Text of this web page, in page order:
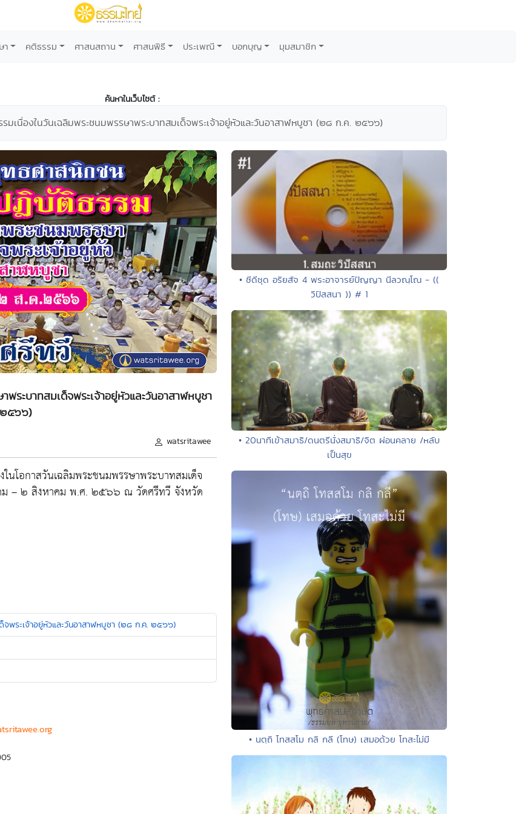
า คติธรรม ศาสนสถาน ศาสนพิธี ประเพณี บอกบุญ มุมสมาชิก
ค้นหาในเว็บไซต์ :
มเนื่องในวันเฉลิมพระชนมพรรษาพระบาทสมเด็จพระเจ้าอยู่หัวและวันอาสาฬหบูชา (๒๘ ก.ค. ๒๕๖๖)
ระบาทสมเด็จพระเจ้าอยู่หัวและวันอาสาฬหบูชา
๕๖๖)
watsritawee
โอกาสวันเฉลิมพระชนมพรรษาพระบาทสมเด็จ
ม – ๒ สิงหาคม พ.ศ. ๒๕๖๖ ณ วัดศรีทวี จังหวัด
จพระเจ้าอยู่หัวและวันอาสาฬหบูชา (๒๘ ก.ค. ๒๕๖๖)
• ซีดีชุด อริยสัจ 4 พระอาจารย์ปัญญา นีลวณฺโณ - ((
วิปัสสนา )) # 1
• 20นาทีเข้าสมาธิ/ดนตรีนั่งสมาธิ/จิต ผ่อนคลาย /หลับ
เป็นสุข
• นตฺถิ โทสสโม กลิ กลี (โทษ) เสมอด้วย โทสะไม่มี